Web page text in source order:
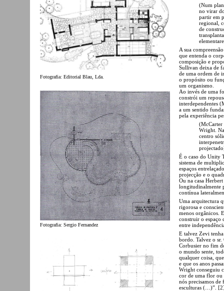
Fotografia: Editorial Blau, Lda.
Fotografia: Sergio Fernandez
(Num
no virar
partir em
regional,
de
A sua
que entenda o
composição e
Sullivan deixa de
de uma ordem de
o propósito ou
um organismo.
Ao invés de uma
constrói um
interdependentes
a um sentido
pela experiência
(McCarter
Wright.
centro
É o caso do Unity
sistema de
espaços
projecção e o
Ou na casa
longitudinalmente
contínua
Uma arquitectura
rigorosa e
menos orgânicos.
construir o espaço
entre
E talvez Zevi
bordo. Talvez o
Corbusier no fim
o mundo sente,
qualquer coisa,
e que os anos
Wright conseguiu
cor de uma flor ou
nós precisamos de
esculturas (…)”.